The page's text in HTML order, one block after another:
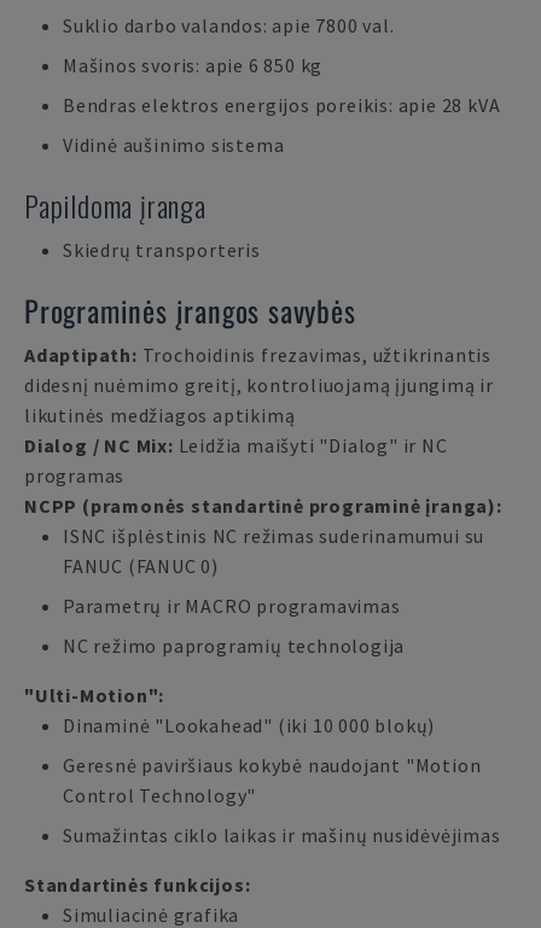
Suklio darbo valandos: apie 7800 val.
Mašinos svoris: apie 6 850 kg
Bendras elektros energijos poreikis: apie 28 kVA
Vidinė aušinimo sistema
Papildoma įranga
Skiedrų transporteris
Programinės įrangos savybės
Adaptipath: Trochoidinis frezavimas, užtikrinantis
didesnį nuėmimo greitį, kontroliuojamą įjungimą ir
likutinės medžiagos aptikimą
Dialog / NC Mix: Leidžia maišyti "Dialog" ir NC
programas
NCPP (pramonės standartinė programinė įranga):
ISNC išplėstinis NC režimas suderinamumui su
FANUC (FANUC 0)
Parametrų ir MACRO programavimas
NC režimo paprogramių technologija
"Ulti-Motion":
Dinaminė "Lookahead" (iki 10 000 blokų)
Geresnė paviršiaus kokybė naudojant "Motion
Control Technology"
Sumažintas ciklo laikas ir mašinų nusidėvėjimas
Standartinės funkcijos:
Simuliacinė grafika